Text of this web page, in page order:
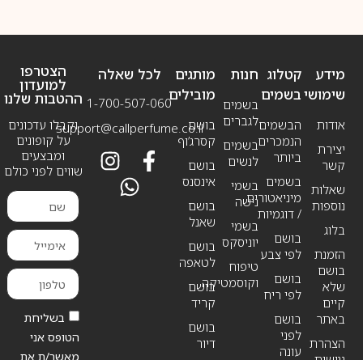
מידע
שימושי
אודות
יצירת
קשר
שאלות
נוספות
בלוג
הזמנת
בושם
שלא
קיים
באתר
הצהרת
חנות
בשמים
לגברים
בשמים
לנשים
בשמי
נישה
בשמי
יוניסקס
טיפוח
וקוסמטיקה
קטלוג
בשמים
הבשמים
הנמכרים
ביותר
בשמים
מיניאטורים
/ דוגמיות
בושם
לפי צבע
בושם
לפי ריח
בושם
לפני
עונה
מותגים
מובילים
בושם
קסרג’וף
בושם
אינסנס
בושם
שאנל
בושם
לטאפה
בושם
קריד
בושם
דיור
לכל שאלה
1-700-507-060
support@callperfume.co.il
הצטרפו
למועדון
ההטבות שלנו
וקבלו עדכונים
על קופונים
ומבצעים
שווים לפני כולם
בשליחת
הטופס אני
מאשר/ת את